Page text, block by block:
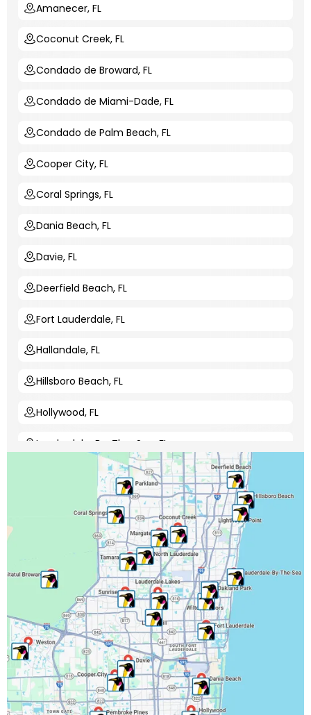
Amanecer, FL
Coconut Creek, FL
Condado de Broward, FL
Condado de Miami-Dade, FL
Condado de Palm Beach, FL
Cooper City, FL
Coral Springs, FL
Dania Beach, FL
Davie, FL
Deerfield Beach, FL
Fort Lauderdale, FL
Hallandale, FL
Hillsboro Beach, FL
Hollywood, FL
Lauderdale-By-The-Sea, FL
Lauderdale Lakes, FL
Lauderhill, FL
Lighthouse Point, FL
Margate, FL
Miramar, FL
North Lauderdale, FL
Oakland Park, FL
Parkland, FL